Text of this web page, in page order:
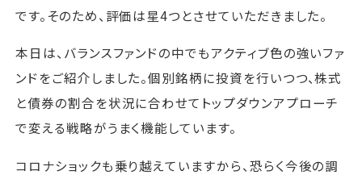
です。そのため、評価は星4つとさせていただきました。
本日は、バランスファンドの中でもアクティブ色の強いファ
ンドをご紹介しました。個別銘柄に投資を行いつつ、株式
と債券の割合を状況に合わせてトップダウンアプローチ
で変える戦略がうまく機能しています。
コロナショックも乗り越えていますから、恐らく今後の調